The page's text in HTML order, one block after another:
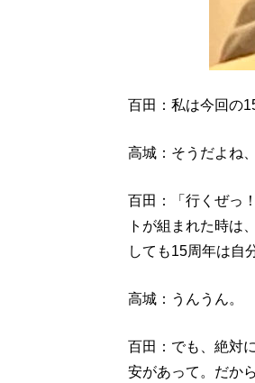
百田：私は今回の
高城：そうだよね
百田：「行くぜっ
トが組まれた時は
しても15周年は自
高城：うんうん。
百田：でも、絶対
安があって。だか